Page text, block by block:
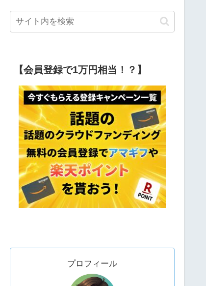
【会員登録で1万円相当！？】
プロフィール